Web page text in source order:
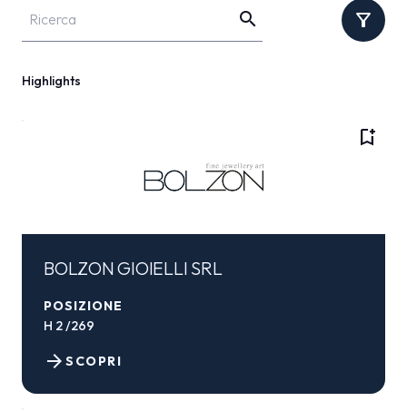
search filter_alt
Highlights
bookmark_add
BOLZON GIOIELLI SRL
POSIZIONE
H 2 /269
SCOPRI
arrow_forward